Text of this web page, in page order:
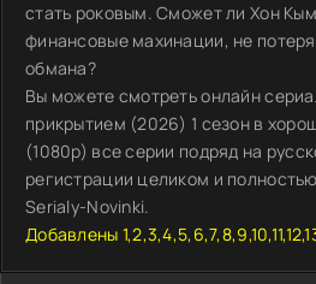
стать роковым. Сможет ли Хон
финансовые махинации, не
обмана?
Вы можете смотреть онлайн
прикрытием (2026) 1 сезон в
(1080p) все серии подряд на
регистрации целиком и
Serialy-Novinki.
Добавлены